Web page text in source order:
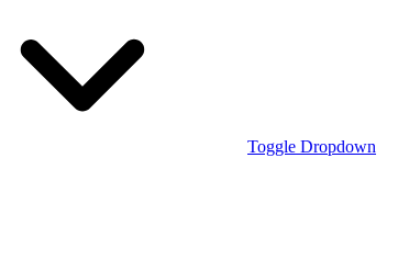
Toggle Dropdown